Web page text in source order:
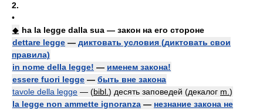
2.
•
◆ ha la legge dalla sua — закон на его стороне
dettare legge — диктовать условия (диктовать свои
правила)
in nome della legge! — именем закона!
essere fuori legge — быть вне закона
tavole della legge — (bibl. ) десять заповедей (декалог m. )
la legge non ammette ignoranza — незнание закона не